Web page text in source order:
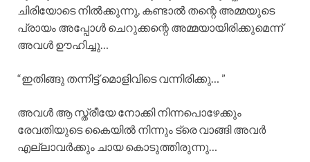
ചിരിയോടെ നിൽക്കുന്നു, കണ്ടാൽ തന്റെ അമ്മയുടെ
പ്രായം അപ്പോൾ ചെറുക്കന്റെ അമ്മയായിരിക്കുമെന്ന്
അവൾ ഊഹിച്ചു…
“ഇതിങ്ങു തന്നിട്ട് മൊളിവിടെ വന്നിരിക്കു… ”
അവൾ ആ സ്ത്രീയേ നോക്കി നിന്നപൊഴേക്കും
രേവതിയുടെ കൈയിൽ നിന്നും ട്രെ വാങ്ങി അവർ
എല്ലാവർക്കും ചായ കൊടുത്തിരുന്നു…